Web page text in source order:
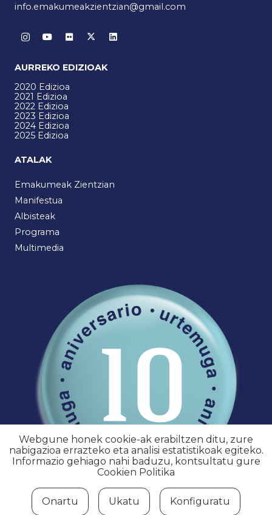
info.emakumeakzientzian@gmail.com
AURREKO EDIZIOAK
2020 Edizioa
2021 Edizioa
2022 Edizioa
2023 Edizioa
2024 Edizioa
2025 Edizioa
ATALAK
Emakumeak Zientzian
Manifestua
Albisteak
Programa
Multimedia
Webgune honek cookie-ak erabiltzen ditu, zure
nabigazioa errazteko eta analisi estatistikoak egiteko.
Informazio gehiago nahi baduzu, kontsultatu gure
Cookien Politika
Onartu Ukatu Konfiguratu